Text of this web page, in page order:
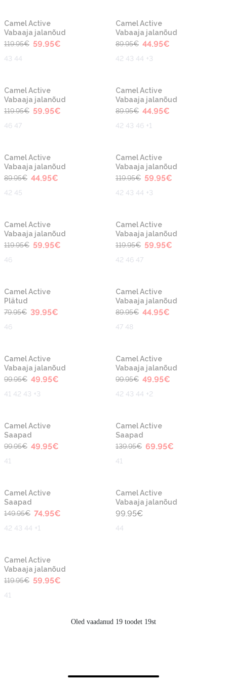
-50%
Camel Active
Vabaaja jalanõud
119.95€ 59.95€
43 44
-50%
Camel Active
Vabaaja jalanõud
89.95€ 44.95€
42 43 44 +3
-50%
Camel Active
Vabaaja jalanõud
119.95€ 59.95€
46 47
-50%
Camel Active
Vabaaja jalanõud
89.95€ 44.95€
42 43 46 +1
-50%
Camel Active
Vabaaja jalanõud
89.95€ 44.95€
42 45
-50%
Camel Active
Vabaaja jalanõud
119.95€ 59.95€
42 43 44 +3
-50%
Camel Active
Vabaaja jalanõud
119.95€ 59.95€
46
-50%
Camel Active
Vabaaja jalanõud
119.95€ 59.95€
42 46 47
-50%
Camel Active
Plätud
79.95€ 39.95€
46
-50%
Camel Active
Vabaaja jalanõud
89.95€ 44.95€
47 48
-50%
Camel Active
Vabaaja jalanõud
99.95€ 49.95€
41 42 43 +3
-50%
Camel Active
Vabaaja jalanõud
99.95€ 49.95€
42 43 44 +2
-50%
Camel Active
Saapad
99.95€ 49.95€
41
-50%
Camel Active
Saapad
139.95€ 69.95€
41
-50%
Camel Active
Saapad
149.95€ 74.95€
42 43 44 +1
Camel Active
Vabaaja jalanõud
99.95€
44
-50%
Camel Active
Vabaaja jalanõud
119.95€ 59.95€
41
Oled vaadanud 19 toodet 19st